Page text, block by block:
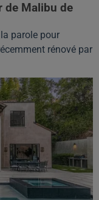
de Malibu de
parole pour
rénové par